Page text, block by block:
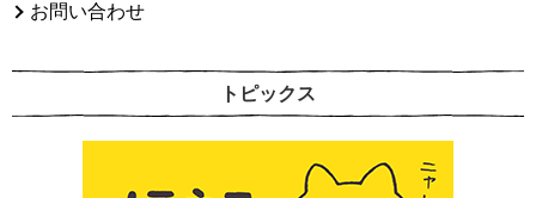
お問い合わせ
トピックス